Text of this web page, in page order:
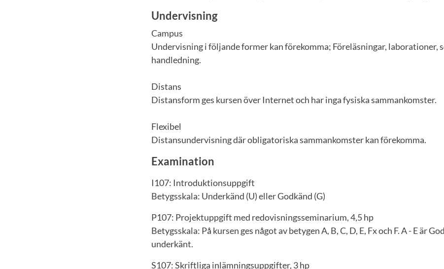
Undervisning
Campus
Undervisning i följande former kan förekomma; Föreläsningar, laborationer,
handledning.
Distans
Distansform ges kursen över Internet och har inga fysiska sammankomster.
Flexibel
Distansundervisning där obligatoriska sammankomster kan förekomma.
Examination
I107: Introduktionsuppgift
Betygsskala: Underkänd (U) eller Godkänd (G)
P107: Projektuppgift med redovisningsseminarium, 4,5 hp
Betygsskala: På kursen ges något av betygen A, B, C, D, E, Fx och F. A - E är
underkänt.
S107: Skriftliga inlämningsuppgifter, 3 hp